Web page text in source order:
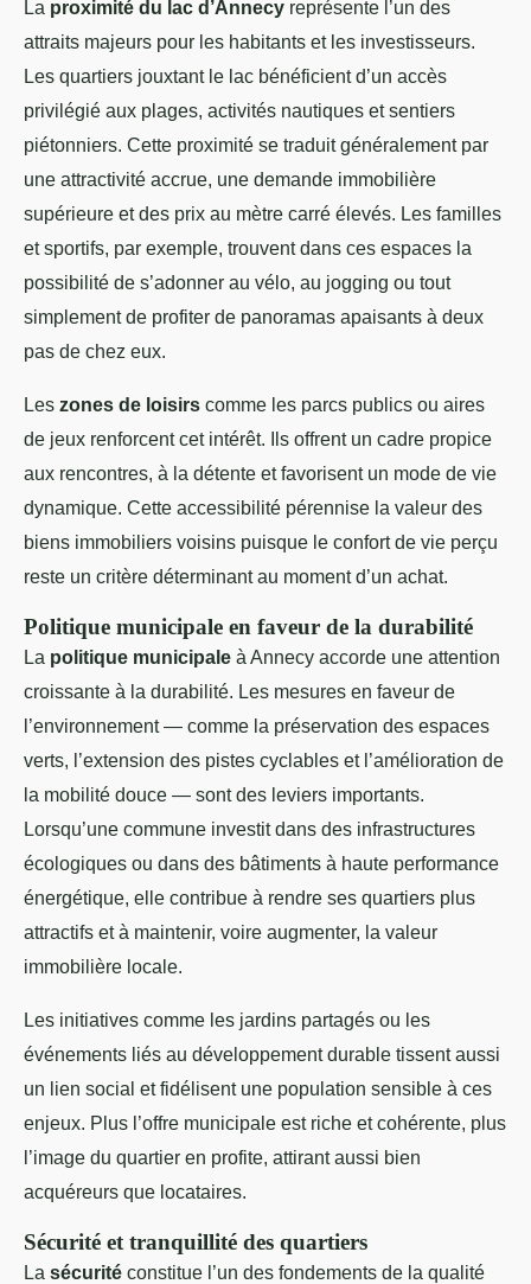
La proximité du lac d’Annecy représente l’un des
attraits majeurs pour les habitants et les investisseurs.
Les quartiers jouxtant le lac bénéficient d’un accès
privilégié aux plages, activités nautiques et sentiers
piétonniers. Cette proximité se traduit généralement par
une attractivité accrue, une demande immobilière
supérieure et des prix au mètre carré élevés. Les familles
et sportifs, par exemple, trouvent dans ces espaces la
possibilité de s’adonner au vélo, au jogging ou tout
simplement de profiter de panoramas apaisants à deux
pas de chez eux.
Les zones de loisirs comme les parcs publics ou aires
de jeux renforcent cet intérêt. Ils offrent un cadre propice
aux rencontres, à la détente et favorisent un mode de vie
dynamique. Cette accessibilité pérennise la valeur des
biens immobiliers voisins puisque le confort de vie perçu
reste un critère déterminant au moment d’un achat.
Politique municipale en faveur de la durabilité
La politique municipale à Annecy accorde une attention
croissante à la durabilité. Les mesures en faveur de
l’environnement — comme la préservation des espaces
verts, l’extension des pistes cyclables et l’amélioration de
la mobilité douce — sont des leviers importants.
Lorsqu’une commune investit dans des infrastructures
écologiques ou dans des bâtiments à haute performance
énergétique, elle contribue à rendre ses quartiers plus
attractifs et à maintenir, voire augmenter, la valeur
immobilière locale.
Les initiatives comme les jardins partagés ou les
événements liés au développement durable tissent aussi
un lien social et fidélisent une population sensible à ces
enjeux. Plus l’offre municipale est riche et cohérente, plus
l’image du quartier en profite, attirant aussi bien
acquéreurs que locataires.
Sécurité et tranquillité des quartiers
La sécurité constitue l’un des fondements de la qualité